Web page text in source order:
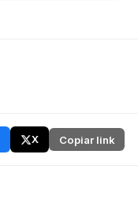
X Copiar link